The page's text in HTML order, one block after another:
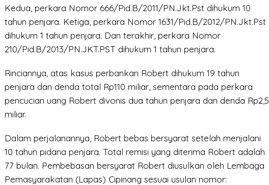
Kedua, perkara Nomor 666/Pid.B/2011/PN.Jkt.Pst dihukum 10
tahun penjara. Ketiga, perkara Nomor 1631/Pid.B/2012/PN.Jkt.Pst
dihukum 1 tahun penjara. Dan terakhir, perkara Nomor
210/Pid.B/2013/PN.JKT.PST dihukum 1 tahun penjara.
Rinciannya, atas kasus perbankan Robert dihukum 19 tahun
penjara dan denda total Rp110 miliar, sementara pada perkara
pencucian uang Robert divonis dua tahun penjara dan denda Rp2,5
miliar.
Dalam perjalanannya, Robert bebas bersyarat setelah menjalani
10 tahun pidana penjara. Total remisi yang diterima Robert adalah
77 bulan. Pembebasan bersyarat Robert diusulkan oleh Lembaga
Pemasyarakatan (Lapas) Cipinang sesuai usulan nomor: